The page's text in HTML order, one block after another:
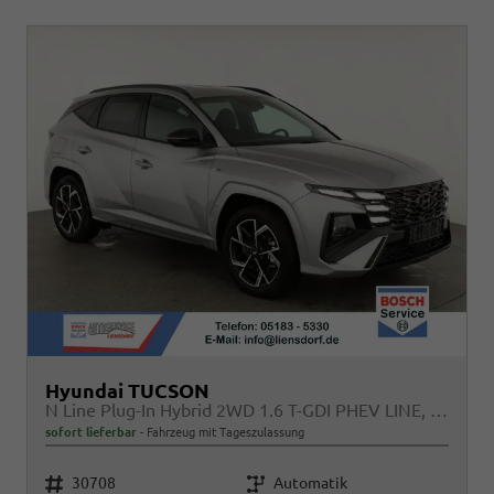
Hyundai TUCSON
sofort lieferbar Fahrzeug mit Tageszulassung
Fahrzeugnr. 30708 Getriebe Automatik